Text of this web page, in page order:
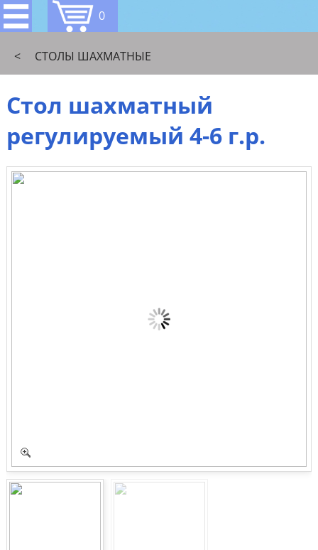
0
< СТОЛЫ ШАХМАТНЫЕ
Стол шахматный
регулируемый 4-6 г.р.